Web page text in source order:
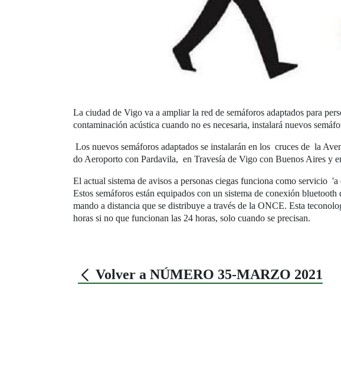
La ciudad de Vigo va a ampliar la red de semáforos adaptados para
contaminación acústica cuando no es necesaria, instalará nuevos
Los nuevos semáforos adaptados se instalarán en los cruces de la
do Aeroporto con Pardavila, en Travesía de Vigo con Buenos Aires y
El actual sistema de avisos a personas ciegas funciona como servicio
Estos semáforos están equipados con un sistema de conexión
mando a distancia que se distribuye a través de la ONCE. Esta
horas si no que funcionan las 24 horas, solo cuando se precisan.
Volver a NÚMERO 35-MARZO 2021